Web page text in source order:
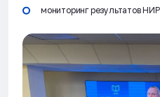
мониторинг результатов